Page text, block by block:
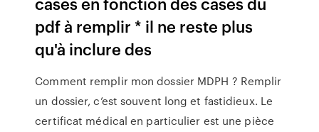
pdf à remplir * il ne reste plus
qu'à inclure des
Comment remplir mon dossier MDPH ? Remplir
un dossier, c’est souvent long et fastidieux. Le
certificat médical en particulier est une pièce